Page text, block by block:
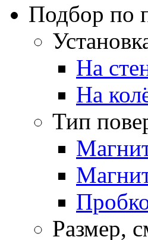
Подбор по
На
На
Тип
Размер,